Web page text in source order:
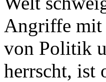
Angriffe mit
von Politik
herrscht, ist